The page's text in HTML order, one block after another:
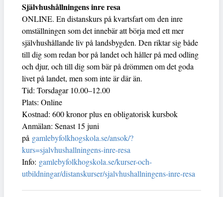
Självhushållningens inre resa
ONLINE. En distanskurs på kvartsfart om den inre
omställningen som det innebär att börja med ett mer
självhushållande liv på landsbygden. Den riktar sig både
till dig som redan bor på landet och håller på med odling
och djur, och till dig som bär på drömmen om det goda
livet på landet, men som inte är där än.
Tid: Torsdagar 10.00–12.00
Plats: Online
Kostnad: 600 kronor plus en obligatorisk kursbok
Anmälan: Senast 15 juni
på gamlebyfolkhogskola.se/ansok/?
kurs=sjalvhushallningens-inre-resa
Info: gamlebyfolkhogskola.se/kurser-och-
utbildningar/distanskurser/sjalvhushallningens-inre-resa